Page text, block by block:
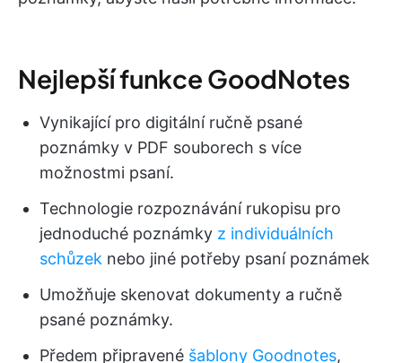
Nejlepší funkce GoodNotes
Vynikající pro digitální ručně psané
poznámky v PDF souborech s více
možnostmi psaní.
Technologie rozpoznávání rukopisu pro
jednoduché poznámky z individuálních
schůzek nebo jiné potřeby psaní poznámek
Umožňuje skenovat dokumenty a ručně
psané poznámky.
Předem připravené šablony Goodnotes,